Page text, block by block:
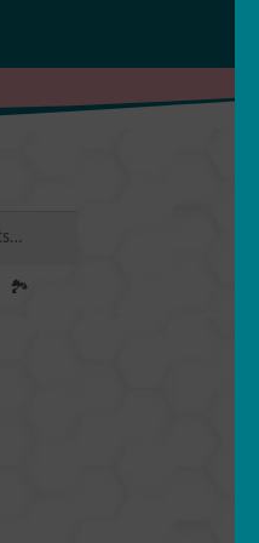
🏞️